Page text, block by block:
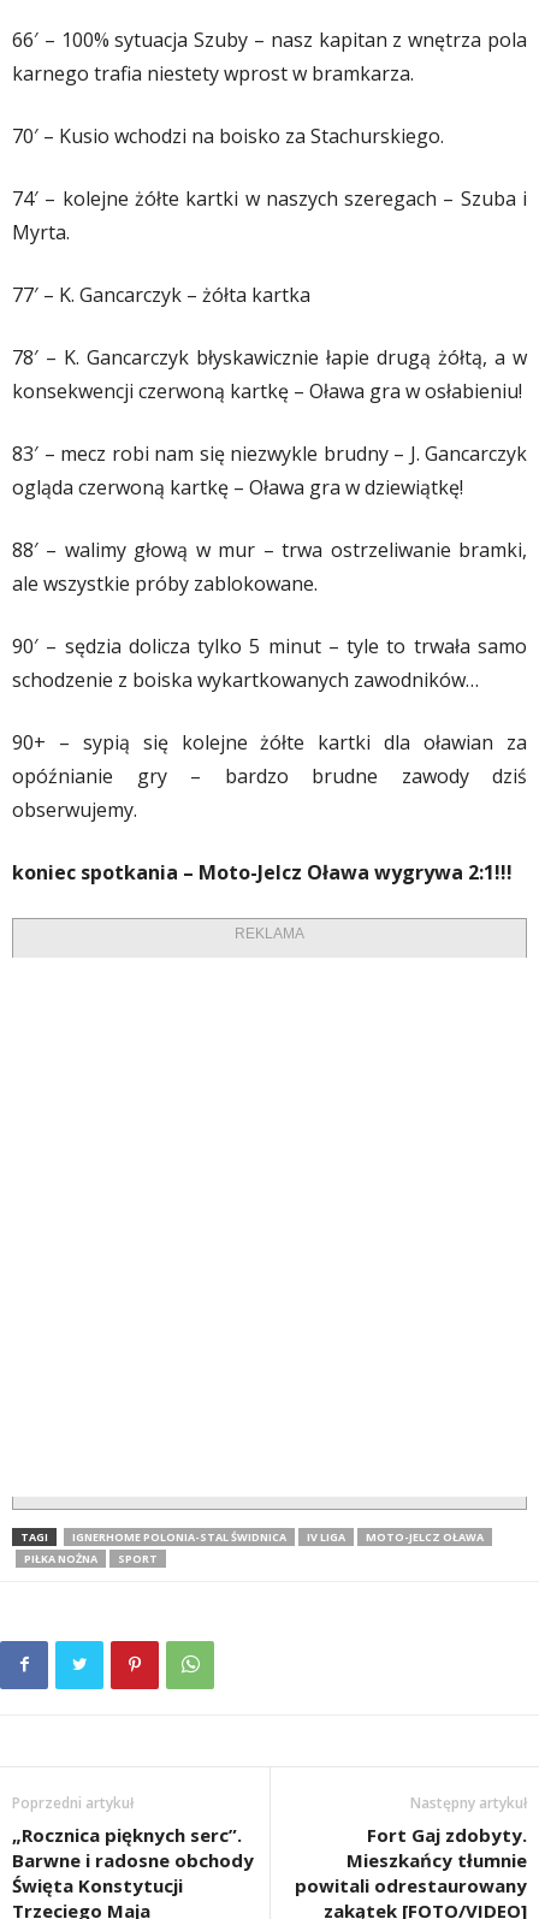
66′ – 100% sytuacja Szuby – nasz kapitan z wnętrza pola
karnego trafia niestety wprost w bramkarza.
70′ – Kusio wchodzi na boisko za Stachurskiego.
74′ – kolejne żółte kartki w naszych szeregach – Szuba i
Myrta.
77′ – K. Gancarczyk – żółta kartka
78′ – K. Gancarczyk błyskawicznie łapie drugą żółtą, a w
konsekwencji czerwoną kartkę – Oława gra w osłabieniu!
83′ – mecz robi nam się niezwykle brudny – J. Gancarczyk
ogląda czerwoną kartkę – Oława gra w dziewiątkę!
88′ – walimy głową w mur – trwa ostrzeliwanie bramki,
ale wszystkie próby zablokowane.
90′ – sędzia dolicza tylko 5 minut – tyle to trwała samo
schodzenie z boiska wykartkowanych zawodników…
90+ – sypią się kolejne żółte kartki dla oławian za
opóźnianie gry – bardzo brudne zawody dziś
obserwujemy.
koniec spotkania – Moto-Jelcz Oława wygrywa 2:1!!!
REKLAMA
TAGI IGNERHOME POLONIA-STAL ŚWIDNICA IV LIGA
MOTO-JELCZ OŁAWA
PIŁKA NOŻNA
SPORT
Poprzedni artykuł
„Rocznica pięknych serc”.
Barwne i radosne obchody
Święta Konstytucji
Trzeciego Maja
Następny artykuł
Fort Gaj zdobyty.
Mieszkańcy tłumnie
powitali odrestaurowany
zakątek [FOTO/VIDEO]